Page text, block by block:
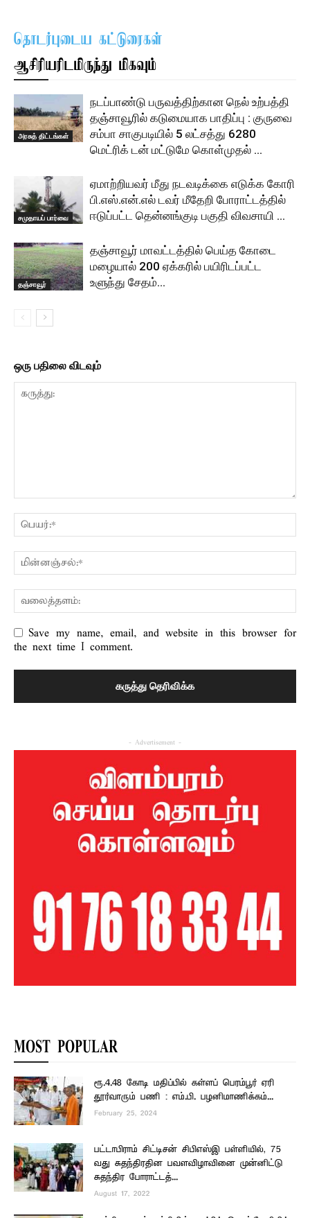
தொடர்புடைய கட்டுரைகள்
ஆசிரியரிடமிருந்து மிகவும்
அரசுத் திட்டங்கள்
நடப்பாண்டு பருவத்திற்கான நெல் உற்பத்தி
தஞ்சாவூரில் கடுமையாக பாதிப்பு : குருவை
சம்பா சாகுபடியில் 5 லட்சத்து 6280
மெட்ரிக் டன் மட்டுமே கொள்முதல் …
சமுதாயப் பார்வை
ஏமாற்றியவர் மீது நடவடிக்கை எடுக்க கோரி
பி.எஸ்.என்.எல் டவர் மீதேறி போராட்டத்தில்
ஈடுப்பட்ட தென்னங்குடி பகுதி விவசாயி …
தஞ்சாவூர்
தஞ்சாவூர் மாவட்டத்தில் பெய்த கோடை
மழையால் 200 ஏக்கரில் பயிரிடப்பட்ட
உளுந்து சேதம்…
ஒரு பதிலை விடவும்
Save my name, email, and website in this browser for
the next time I comment.
- Advertisement -
MOST POPULAR
ரூ.4.48 கோடி மதிப்பில் கள்ளப் பெரம்பூர் ஏரி
தூர்வாரும் பணி : எம்.பி. பழனிமாணிக்கம்...
February 25, 2024
பட்டாபிராம் சிட்டிசன் சிபிஎஸ்இ பள்ளியில், 75
வது சுதந்திரதின பவளவிழாவினை முன்னிட்டு
சுதந்திர போராட்டத்...
August 17, 2022